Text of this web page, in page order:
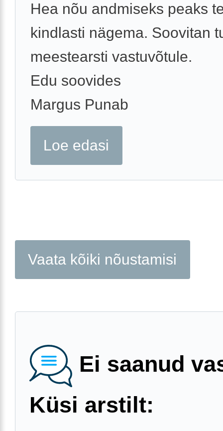
Hea nõu andmiseks peaks
kindlasti nägema. Soovitan
meestearsti vastuvõtule.
Edu soovides
Margus Punab
Loe edasi
Vaata kõiki nõustamisi
Ei saanud
Küsi arstilt: